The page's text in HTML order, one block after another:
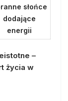
słońce
dodające
energii
–
życia w